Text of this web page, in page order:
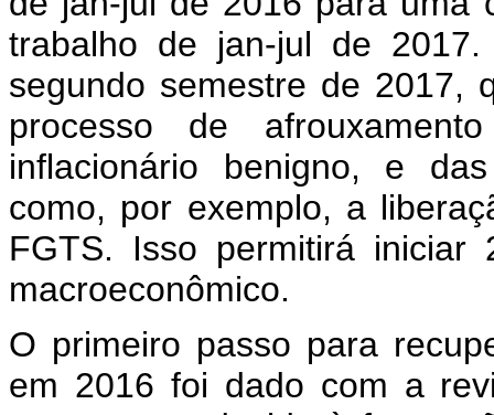
trabalho de jan-jul de
segundo semestre de 2017,
processo de
inflacionário benigno, e
como, por exemplo, a
FGTS. Isso permitirá iniciar
macroeconômico.
O primeiro passo para
em 2016 foi dado com a